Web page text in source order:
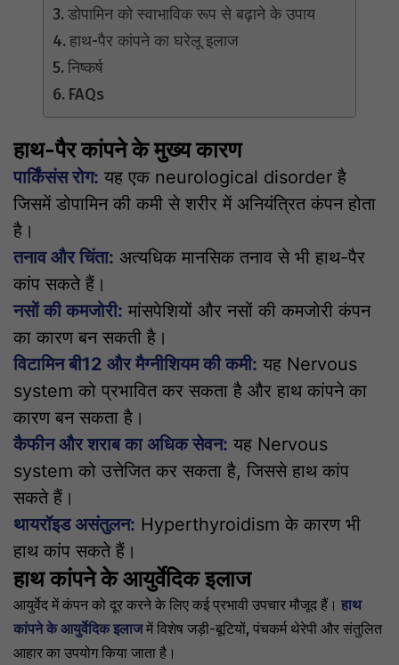
डोपामिन को स्वाभाविक रूप से बढ़ाने के उपाय
हाथ-पैर कांपने का घरेलू इलाज
निष्कर्ष
FAQs
हाथ-पैर कांपने के मुख्य कारण
पार्किंसंस रोग: यह एक neurological disorder है
जिसमें डोपामिन की कमी से शरीर में अनियंत्रित कंपन होता
है।
तनाव और चिंता: अत्यधिक मानसिक तनाव से भी हाथ-पैर
कांप सकते हैं।
नसों की कमजोरी: मांसपेशियों और नसों की कमजोरी कंपन
का कारण बन सकती है।
विटामिन बी12 और मैग्नीशियम की कमी: यह Nervous
system को प्रभावित कर सकता है और हाथ कांपने का
कारण बन सकता है।
कैफीन और शराब का अधिक सेवन: यह Nervous
system को उत्तेजित कर सकता है, जिससे हाथ कांप
सकते हैं।
थायरॉइड असंतुलन: Hyperthyroidism के कारण भी
हाथ कांप सकते हैं।
हाथ कांपने के आयुर्वेदिक इलाज
आयुर्वेद में कंपन को दूर करने के लिए कई प्रभावी उपचार मौजूद हैं। हाथ
कांपने के आयुर्वेदिक इलाजमें विशेष जड़ी-बूटियों, पंचकर्म थेरेपी और संतुलित
आहार का उपयोग किया जाता है।